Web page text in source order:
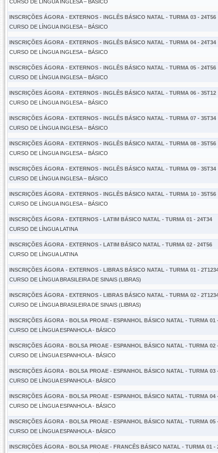
CURSO DE LÍNGUA INGLESA – BÁSICO
INSCRIÇÕES ÁGORA - EXTERNOS - INGLÊS BÁSICO NATAL - TURMA 03 - 24T56
CURSO DE LÍNGUA INGLESA – BÁSICO
INSCRIÇÕES ÁGORA - EXTERNOS - INGLÊS BÁSICO NATAL - TURMA 04 - 24T34
CURSO DE LÍNGUA INGLESA – BÁSICO
INSCRIÇÕES ÁGORA - EXTERNOS - INGLÊS BÁSICO NATAL - TURMA 05 - 24T56
CURSO DE LÍNGUA INGLESA – BÁSICO
INSCRIÇÕES ÁGORA - EXTERNOS - INGLÊS BÁSICO NATAL - TURMA 06 - 35T12
CURSO DE LÍNGUA INGLESA – BÁSICO
INSCRIÇÕES ÁGORA - EXTERNOS - INGLÊS BÁSICO NATAL - TURMA 07 - 35T34
CURSO DE LÍNGUA INGLESA – BÁSICO
INSCRIÇÕES ÁGORA - EXTERNOS - INGLÊS BÁSICO NATAL - TURMA 08 - 35T56
CURSO DE LÍNGUA INGLESA – BÁSICO
INSCRIÇÕES ÁGORA - EXTERNOS - INGLÊS BÁSICO NATAL - TURMA 09 - 35T34
CURSO DE LÍNGUA INGLESA – BÁSICO
INSCRIÇÕES ÁGORA - EXTERNOS - INGLÊS BÁSICO NATAL - TURMA 10 - 35T56
CURSO DE LÍNGUA INGLESA – BÁSICO
INSCRIÇÕES ÁGORA - EXTERNOS - LATIM BÁSICO NATAL - TURMA 01 - 24T34
CURSO DE LÍNGUA LATINA
INSCRIÇÕES ÁGORA - EXTERNOS - LATIM BÁSICO NATAL - TURMA 02 - 24T56
CURSO DE LÍNGUA LATINA
INSCRIÇÕES ÁGORA - EXTERNOS - LIBRAS BÁSICO NATAL - TURMA 01 -
CURSO DE LÍNGUA BRASILEIRA DE SINAIS (LIBRAS)
INSCRIÇÕES ÁGORA - EXTERNOS - LIBRAS BÁSICO NATAL - TURMA 02 -
CURSO DE LÍNGUA BRASILEIRA DE SINAIS (LIBRAS)
INSCRIÇÕES ÁGORA - BOLSA PROAE - ESPANHOL BÁSICO NATAL - TURMA 01
CURSO DE LÍNGUA ESPANHOLA - BÁSICO
INSCRIÇÕES ÁGORA - BOLSA PROAE - ESPANHOL BÁSICO NATAL - TURMA 02
CURSO DE LÍNGUA ESPANHOLA - BÁSICO
INSCRIÇÕES ÁGORA - BOLSA PROAE - ESPANHOL BÁSICO NATAL - TURMA 03
CURSO DE LÍNGUA ESPANHOLA - BÁSICO
INSCRIÇÕES ÁGORA - BOLSA PROAE - ESPANHOL BÁSICO NATAL - TURMA 04
CURSO DE LÍNGUA ESPANHOLA - BÁSICO
INSCRIÇÕES ÁGORA - BOLSA PROAE - ESPANHOL BÁSICO NATAL - TURMA 05
CURSO DE LÍNGUA ESPANHOLA - BÁSICO
INSCRIÇÕES ÁGORA - BOLSA PROAE - FRANCÊS BÁSICO NATAL - TURMA 01 -